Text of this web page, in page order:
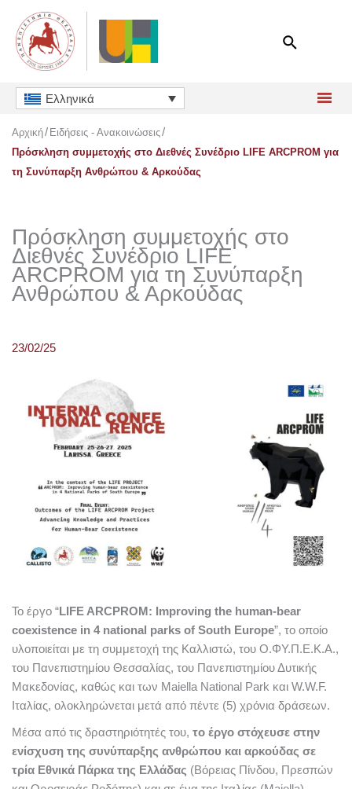
περιεχόμενο
Ελληνικά
Αρχική Ειδήσεις - Ανακοινώσεις
Πρόσκληση συμμετοχής στο Διεθνές Συνέδριο LIFE ARCPROM για
τη Συνύπαρξη Ανθρώπου & Αρκούδας
Πρόσκληση συμμετοχής στο
Διεθνές Συνέδριο LIFE
ARCPROM για τη Συνύπαρξη
Ανθρώπου & Αρκούδας
23/02/25
Το έργο “LIFE ARCPROM: Improving the human-bear
coexistence in 4 national parks of South Europe”, το οποίο
υλοποιείται με τη συμμετοχή της Καλλιστώ, του Ο.ΦΥ.Π.Ε.Κ.Α.,
του Πανεπιστημίου Θεσσαλίας, του Πανεπιστημίου Δυτικής
Μακεδονίας, καθώς και των Maiella National Park και W.W.F.
Ιταλίας, ολοκληρώνεται μετά από πέντε (5) χρόνια δράσεων.
Μέσα από τις δραστηριότητές του, το έργο στόχευσε στην
ενίσχυση της συνύπαρξης ανθρώπου και αρκούδας σε
τρία Εθνικά Πάρκα της Ελλάδας (Βόρειας Πίνδου, Πρεσπών